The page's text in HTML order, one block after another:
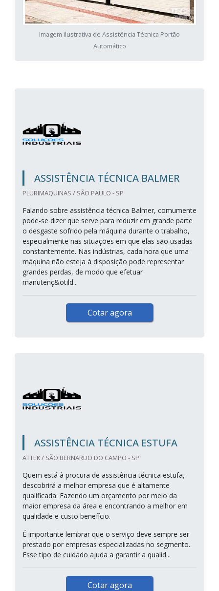
Imagem ilustrativa de Assistência Técnica Portão
Automático
ASSISTÊNCIA TÉCNICA BALMER
PLURIMAQUINAS / SÃO PAULO - SP
Falando sobre assistência técnica Balmer, comumente
pode-se dizer que serve para reduzir em grande parte
o desgaste sofrido pela máquina durante o trabalho,
especialmente nas situações em que elas são usadas
constantemente. Nas indústrias, cada hora que uma
máquina não esteja à disposição pode representar
grandes perdas, de modo que efetuar
manutenç&otild...
Cotar agora
ASSISTÊNCIA TÉCNICA ESTUFA
ATTEK / SÃO BERNARDO DO CAMPO - SP
Quem está à procura de assistência técnica estufa,
descobrirá a melhor empresa que é altamente
qualificada. Fazendo um orçamento por meio da
maior empresa da área e encontrando a melhor em
qualidade e custo benefício.
É importante lembrar que o serviço deve sempre ser
prestado por empresas especializadas no segmento.
Esse tipo de cuidado ajuda a garantir a qualid...
Cotar agora